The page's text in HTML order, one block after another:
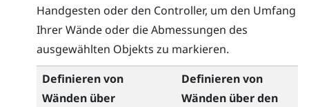
Handgesten oder den Controller, um den Umfang
Ihrer Wände oder die Abmessungen des
ausgewählten Objekts zu markieren.
Definieren von
Wänden über
Definieren von
Wänden über den